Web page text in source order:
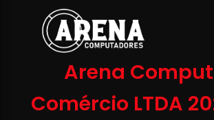
Arena
Comércio LTDA